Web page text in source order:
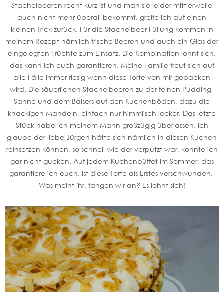
Stachelbeeren recht kurz ist und man sie leider mittlerweile
auch nicht mehr überall bekommt, greife ich auf einen
kleinen Trick zurück. Für die Stachelbeer Füllung kommen in
meinem Rezept nämlich frische Beeren und auch ein Glas der
eingelegten Früchte zum Einsatz. Die Kombination lohnt sich,
das kann ich euch garantieren. Meine Familie freut sich auf
alle Fälle immer riesig wenn diese Torte von mir gebacken
wird. Die säuerlichen Stachelbeeren zu der feinen Pudding-
Sahne und dem Baisers auf den Kuchenböden, dazu die
knackigen Mandeln, einfach nur himmlisch lecker. Das letzte
Stück habe ich meinem Mann großzügig überlassen. Ich
glaube der liebe Jürgen hätte sich nämlich in diesen Kuchen
reinsetzen können, so schnell wie der verputzt war, konnte ich
gar nicht gucken. Auf jedem Kuchenbüffet im Sommer, das
garantiere ich euch, ist diese Torte als Erstes verschwunden.
Was meint ihr, fangen wir an? Es lohnt sich!